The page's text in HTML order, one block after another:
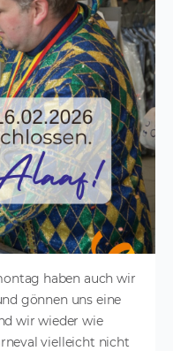
haben auch wir
gönnen uns eine
wir wieder wie
vielleicht nicht